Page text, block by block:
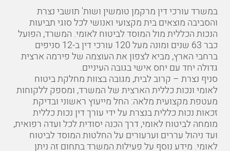
במשרד עורכי דין מרקמן טומשין ושות' תושבי נצרת
והסביבה מוצאים בית מקצועי ואנושי לכל סוגי תביעות
הנכות הכללית מול המוסד לביטוח לאומי. המשרד, הפועל
כבר 63 שנים ומונה מעל 120 עורכי דין ב-12 סניפים
ברחבי הארץ, מביא לצפון את העוצמה של פירמה ארצית
גדולה יחד עם יחס אישי בגובה העיניים.
סניף נצרת – קרוב לבית, מגובה בצוות מחלקת ביטוח
לאומי ונכות כללית הארצית של המשרד, ומספק ללקוחות
מעטפת מקצועית מלאה: החל מייעוץ ראשוני ובדיקת
זכאות נכות כללית בנצרת על ידי עורך דין נכות כללית
מומחה לביטוח לאומי, דרך הכנה יסודית לכל ועדה רפואית,
ועד ניהול עררים וערעורים על החלטות המוסד לביטוח
לאומי. מידע נוסף על פעילות המשרד בתחום זה ניתן